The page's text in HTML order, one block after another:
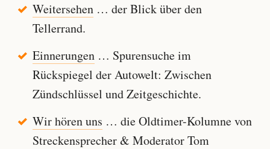
Weitersehen… der Blick über den
Tellerrand.
Einnerungen… Spurensuche im
Rückspiegel der Autowelt: Zwischen
Zündschlüssel und Zeitgeschichte.
Wir hören uns … die Oldtimer-Kolumne von
Streckensprecher & Moderator Tom